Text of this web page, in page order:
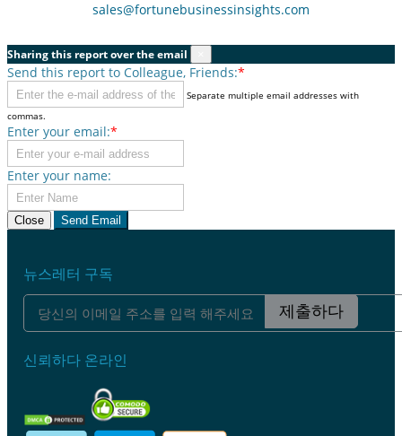
sales@fortunebusinessinsights.com
Sharing this report over the email
Send this report to Colleague, Friends:*
Separate multiple email addresses with
commas.
Enter your email:*
Enter your name:
Close Send Email
뉴스레터 구독
제출하다
신뢰하다 온라인